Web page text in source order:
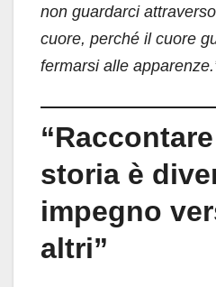
non guardarci
cuore, perché il cuore
fermarsi alle
storia è
impegno
altri”